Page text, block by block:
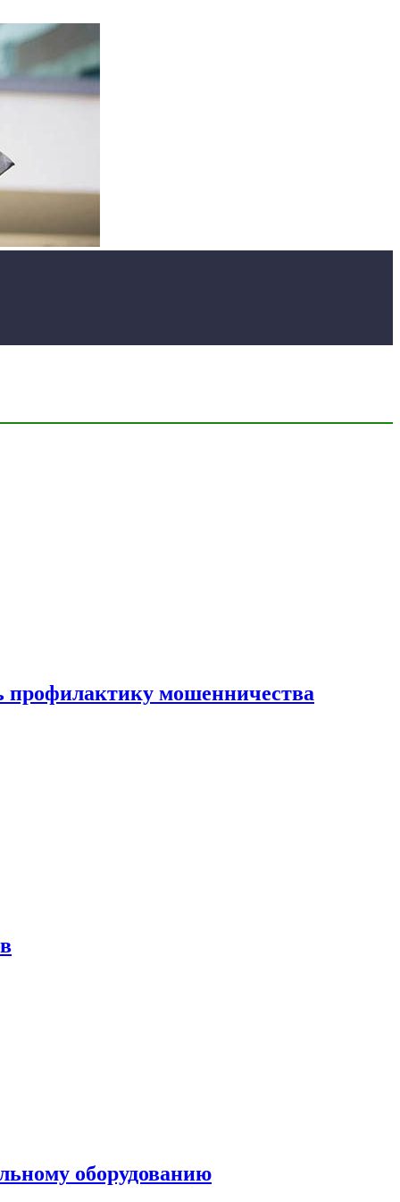
профилактику мошенничества
оборудованию